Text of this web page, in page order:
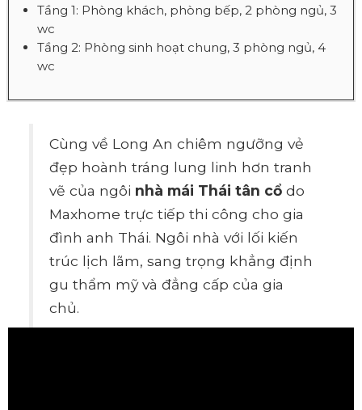
Tầng 1: Phòng khách, phòng bếp, 2 phòng ngủ, 3
wc
Tầng 2: Phòng sinh hoạt chung, 3 phòng ngủ, 4
wc
Cùng về Long An chiêm ngưỡng vẻ
đẹp hoành tráng lung linh hơn tranh
vẽ của ngôi nhà mái Thái tân cổ do
Maxhome trực tiếp thi công cho gia
đình anh Thái. Ngôi nhà với lối kiến
trúc lịch lãm, sang trọng khẳng định
gu thẩm mỹ và đẳng cấp của gia
chủ.